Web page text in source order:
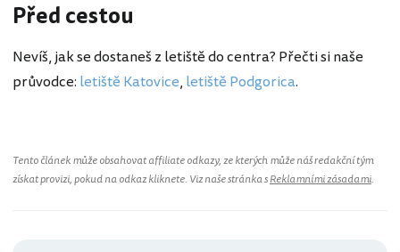
Před cestou
Nevíš, jak se dostaneš z letiště do centra? Přečti si naše
průvodce: letiště Katovice, letiště Podgorica.
Tento článek může obsahovat affiliate odkazy, ze kterých může náš redakční tým
získat provizi, pokud na odkaz kliknete. Viz naše stránka sReklamními zásadami.